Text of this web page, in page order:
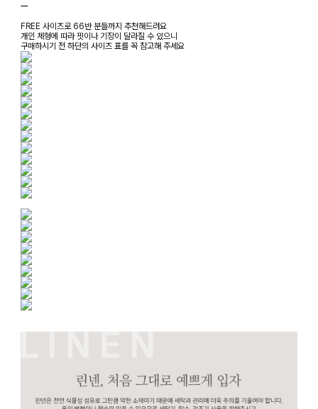
ㅡ
FREE 사이즈로 66반 분들까지 추천해드려요
개인 체형에 따라 핏이나 기장이 달라질 수 있으니
구매하시기 전 하단의 사이즈 표를 꼭 참고해 주세요